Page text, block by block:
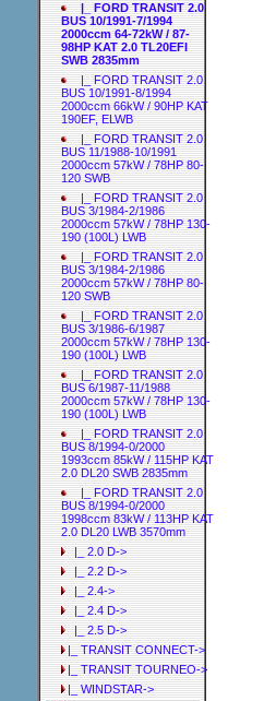
|_ FORD TRANSIT 2.0
BUS 10/1991-7/1994
2000ccm 64-72kW / 87-
98HP KAT 2.0 TL20EFI
SWB 2835mm
|_ FORD TRANSIT 2.0
BUS 10/1991-8/1994
2000ccm 66kW / 90HP KAT
190EF, ELWB
|_ FORD TRANSIT 2.0
BUS 11/1988-10/1991
2000ccm 57kW / 78HP 80-
120 SWB
|_ FORD TRANSIT 2.0
BUS 3/1984-2/1986
2000ccm 57kW / 78HP 130-
190 (100L) LWB
|_ FORD TRANSIT 2.0
BUS 3/1984-2/1986
2000ccm 57kW / 78HP 80-
120 SWB
|_ FORD TRANSIT 2.0
BUS 3/1986-6/1987
2000ccm 57kW / 78HP 130-
190 (100L) LWB
|_ FORD TRANSIT 2.0
BUS 6/1987-11/1988
2000ccm 57kW / 78HP 130-
190 (100L) LWB
|_ FORD TRANSIT 2.0
BUS 8/1994-0/2000
1993ccm 85kW / 115HP KAT
2.0 DL20 SWB 2835mm
|_ FORD TRANSIT 2.0
BUS 8/1994-0/2000
1998ccm 83kW / 113HP KAT
2.0 DL20 LWB 3570mm
|_ 2.0 D->
|_ 2.2 D->
|_ 2.4->
|_ 2.4 D->
|_ 2.5 D->
|_ TRANSIT CONNECT->
|_ TRANSIT TOURNEO->
|_ WINDSTAR->